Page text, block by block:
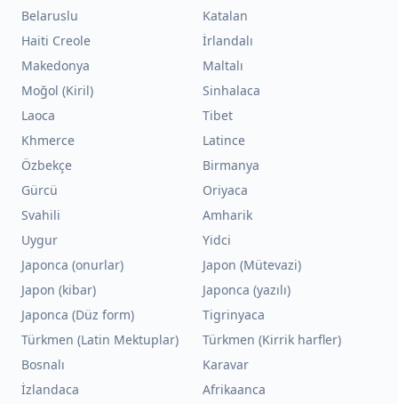
Belaruslu
Katalan
Haiti Creole
İrlandalı
Makedonya
Maltalı
Moğol (Kiril)
Sinhalaca
Laoca
Tibet
Khmerce
Latince
Özbekçe
Birmanya
Gürcü
Oriyaca
Svahili
Amharik
Uygur
Yidci
Japonca (onurlar)
Japon (Mütevazi)
Japon (kibar)
Japonca (yazılı)
Japonca (Düz form)
Tigrinyaca
Türkmen (Latin Mektuplar)
Türkmen (Kirrik harfler)
Bosnalı
Karavar
İzlandaca
Afrikaanca